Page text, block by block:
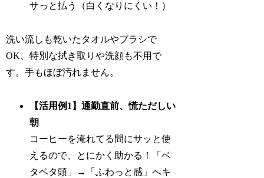
サっと払う（白くなりにくい！）
洗い流しも乾いたタオルやブラシで
OK、特別な拭き取りや洗顔も不用で
す。手もほぼ汚れません。
【活用例1】通勤直前、慌ただしい
朝
コーヒーを淹れてる間にサッと使
えるので、とにかく助かる！「ベ
タベタ頭」→「ふわっと感」へキ